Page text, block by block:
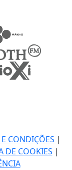
CONDIÇÕES |
DE COOKIES |